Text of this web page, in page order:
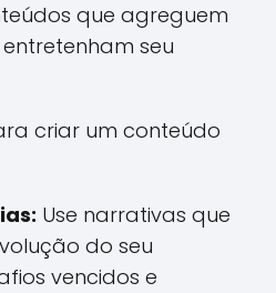
que agreguem
seu
criar um conteúdo
Use narrativas que
do seu
vencidos e